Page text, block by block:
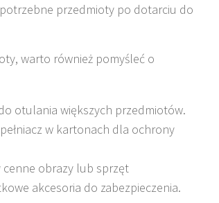
przedmioty po dotarciu do
warto również pomyśleć o
otulania większych przedmiotów.
w kartonach dla ochrony
cenne obrazy lub sprzęt
akcesoria do zabezpieczenia.